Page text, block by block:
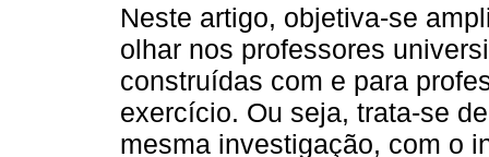
Neste artigo, objetiva-se
olhar nos professores
construídas com e para
exercício. Ou seja, trata-se
mesma investigação, com o